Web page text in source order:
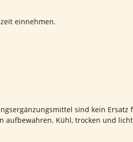
einnehmen.
sind kein
Kühl, trocken und